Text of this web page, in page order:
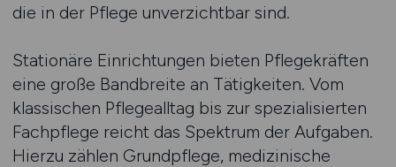
die in der Pflege unverzichtbar sind.
Stationäre Einrichtungen bieten Pflegekräften
eine große Bandbreite an Tätigkeiten. Vom
klassischen Pflegealltag bis zur spezialisierten
Fachpflege reicht das Spektrum der Aufgaben.
Hierzu zählen Grundpflege, medizinische